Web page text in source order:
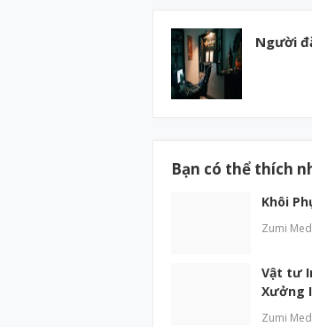
Người
Bạn có thể thích
Khôi
Zumi
Vật tư
Xưởng
Zumi